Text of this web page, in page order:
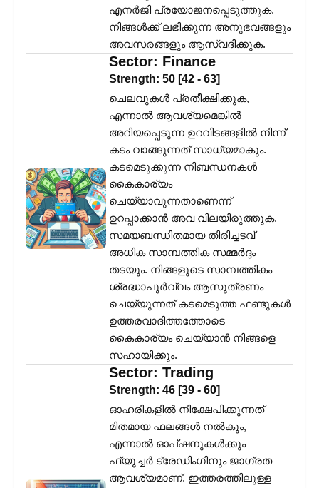
എനർജി പ്രയോജനപ്പെടുത്തുക.
നിങ്ങൾക്ക് ലഭിക്കുന്ന അനുഭവങ്ങളും
അവസരങ്ങളും ആസ്വദിക്കുക.
Sector: Finance
Strength: 50 [42 - 63]
ചെലവുകൾ പ്രതീക്ഷിക്കുക,
എന്നാൽ ആവശ്യമെങ്കിൽ
അറിയപ്പെടുന്ന ഉറവിടങ്ങളിൽ നിന്ന്
കടം വാങ്ങുന്നത് സാധ്യമാകും.
കടമെടുക്കുന്ന നിബന്ധനകൾ
കൈകാര്യം
ചെയ്യാവുന്നതാണെന്ന്
ഉറപ്പാക്കാൻ അവ വിലയിരുത്തുക.
സമയബന്ധിതമായ തിരിച്ചടവ്
അധിക സാമ്പത്തിക സമ്മർദ്ദം
തടയും. നിങ്ങളുടെ സാമ്പത്തികം
ശ്രദ്ധാപൂർവ്വം ആസൂത്രണം
ചെയ്യുന്നത് കടമെടുത്ത ഫണ്ടുകൾ
ഉത്തരവാദിത്തത്തോടെ
കൈകാര്യം ചെയ്യാൻ നിങ്ങളെ
സഹായിക്കും.
Sector: Trading
Strength: 46 [39 - 60]
ഓഹരികളിൽ നിക്ഷേപിക്കുന്നത്
മിതമായ ഫലങ്ങൾ നൽകും,
എന്നാൽ ഓപ്ഷനുകൾക്കും
ഫ്യൂച്ചർ ട്രേഡിംഗിനും ജാഗ്രത
ആവശ്യമാണ്. ഇത്തരത്തിലുള്ള